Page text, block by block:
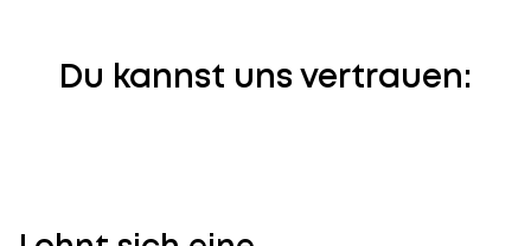
Du kannst uns vertrauen: